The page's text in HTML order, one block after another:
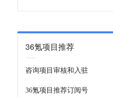
36氪项目推荐
咨询项目审核和入驻
36氪项目推荐订阅号